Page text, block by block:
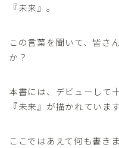
『未来』。
この言葉を聞いて、皆さ
か？
本書には、デビューして
『未来』が描かれています
ここではあえて何も書き